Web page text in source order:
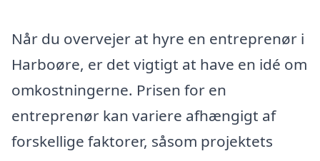
Når du overvejer at hyre en entreprenør i
Harboøre, er det vigtigt at have en idé om
omkostningerne. Prisen for en
entreprenør kan variere afhængigt af
forskellige faktorer, såsom projektets